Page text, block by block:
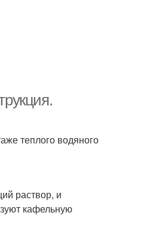
теплого водяного
раствор, и
кафельную